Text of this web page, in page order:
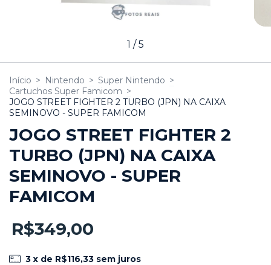
1 /5
Início > Nintendo > Super Nintendo >
Cartuchos Super Famicom >
JOGO STREET FIGHTER 2 TURBO (JPN) NA CAIXA
SEMINOVO - SUPER FAMICOM
JOGO STREET FIGHTER 2
TURBO (JPN) NA CAIXA
SEMINOVO - SUPER
FAMICOM
R$349,00
3 x de R$116,33 sem juros